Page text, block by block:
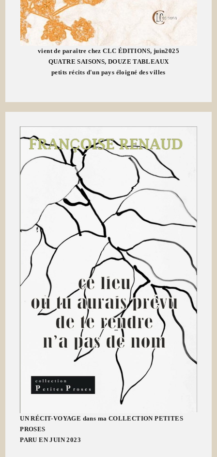
vient de paraître chez CLC ÉDITIONS, juin2025
QUATRE SAISONS, DOUZE TABLEAUX
petits récits d'un pays éloigné des villes
UN RÉCIT-VOYAGE dans ma COLLECTION PETITES
PROSES
PARU EN JUIN 2023